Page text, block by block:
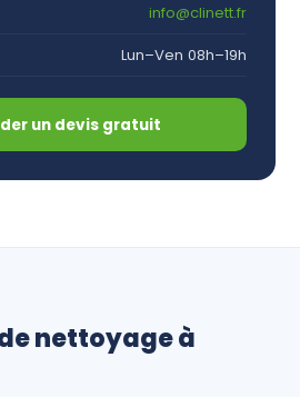
info@clinett.fr
Lun–Ven 08h–19h
un devis gratuit
nettoyage à